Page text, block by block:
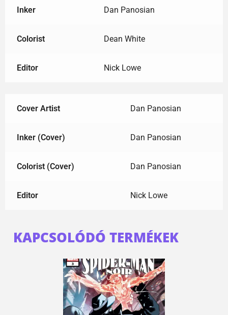
Inker Dan Panosian
Colorist Dean White
Editor Nick Lowe
Cover Artist Dan Panosian
Inker (Cover) Dan Panosian
Colorist (Cover) Dan Panosian
Editor Nick Lowe
KAPCSOLÓDÓ TERMÉKEK